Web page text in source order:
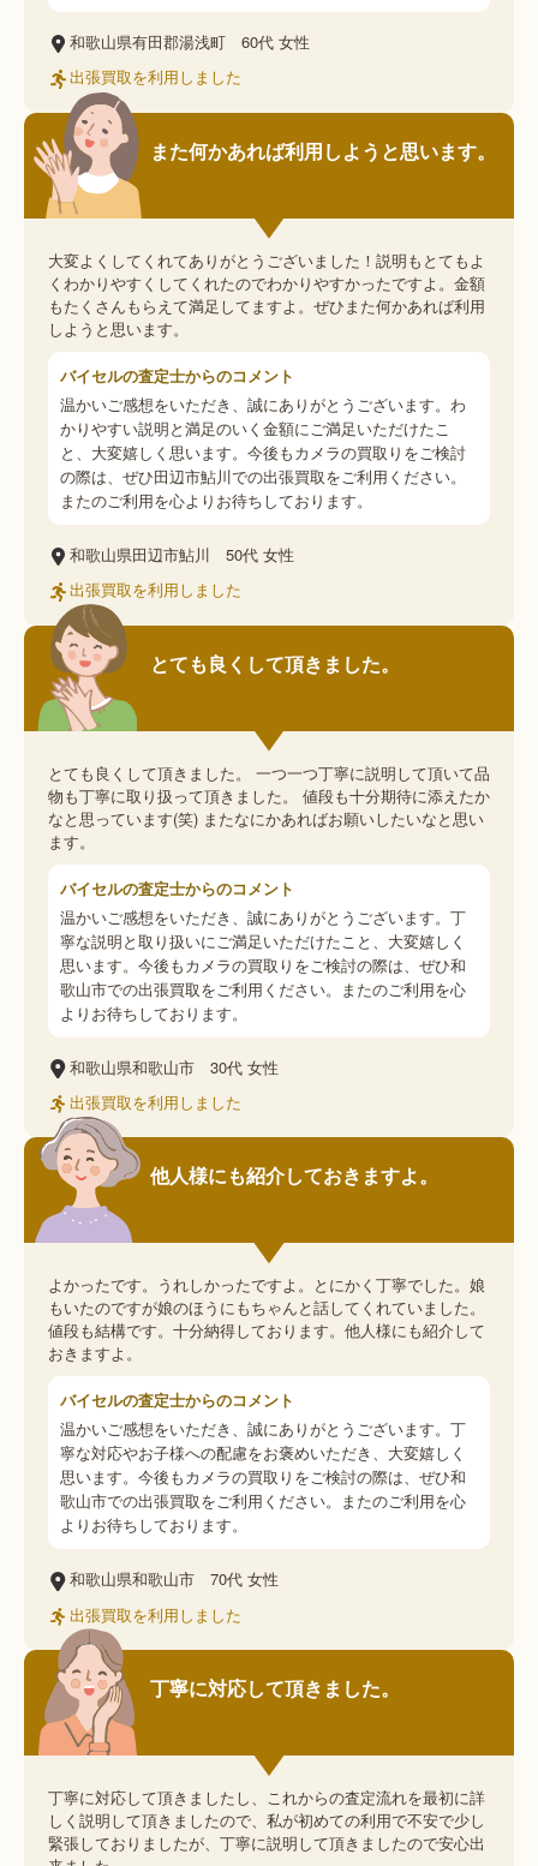
和歌山県有田郡湯浅町 60代 女性
出張買取を利用しました
また何かあれば利用しようと思います。
大変よくしてくれてありがとうございました！説明もとてもよ
くわかりやすくしてくれたのでわかりやすかったですよ。金額
もたくさんもらえて満足してますよ。ぜひまた何かあれば利用
しようと思います。
バイセルの査定士からのコメント
温かいご感想をいただき、誠にありがとうございます。わ
かりやすい説明と満足のいく金額にご満足いただけたこ
と、大変嬉しく思います。今後もカメラの買取りをご検討
の際は、ぜひ田辺市鮎川での出張買取をご利用ください。
またのご利用を心よりお待ちしております。
和歌山県田辺市鮎川 50代 女性
出張買取を利用しました
とても良くして頂きました。
とても良くして頂きました。 一つ一つ丁寧に説明して頂いて品
物も丁寧に取り扱って頂きました。 値段も十分期待に添えたか
なと思っています(笑) またなにかあればお願いしたいなと思い
ます。
バイセルの査定士からのコメント
温かいご感想をいただき、誠にありがとうございます。丁
寧な説明と取り扱いにご満足いただけたこと、大変嬉しく
思います。今後もカメラの買取りをご検討の際は、ぜひ和
歌山市での出張買取をご利用ください。またのご利用を心
よりお待ちしております。
和歌山県和歌山市 30代 女性
出張買取を利用しました
他人様にも紹介しておきますよ。
よかったです。うれしかったですよ。とにかく丁寧でした。娘
もいたのですが娘のほうにもちゃんと話してくれていました。
値段も結構です。十分納得しております。他人様にも紹介して
おきますよ。
バイセルの査定士からのコメント
温かいご感想をいただき、誠にありがとうございます。丁
寧な対応やお子様への配慮をお褒めいただき、大変嬉しく
思います。今後もカメラの買取りをご検討の際は、ぜひ和
歌山市での出張買取をご利用ください。またのご利用を心
よりお待ちしております。
和歌山県和歌山市 70代 女性
出張買取を利用しました
丁寧に対応して頂きました。
丁寧に対応して頂きましたし、これからの査定流れを最初に詳
しく説明して頂きましたので、私が初めての利用で不安で少し
緊張しておりましたが、丁寧に説明して頂きましたので安心出